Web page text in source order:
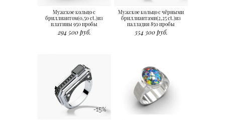
Мужское кольцо с
бриллиантом(0,50 ct.)из
платины 950 пробы
294 500 руб.
Мужское кольцо с чёрными
бриллиантами(2,25 ct.)из
палладия 850 пробы
354 300 руб.
-15%